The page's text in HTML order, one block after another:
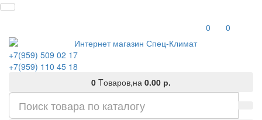
0
0
+7(959) 509 02 17
+7(959) 110 45 18
0 Tоваров,на 0.00 р.